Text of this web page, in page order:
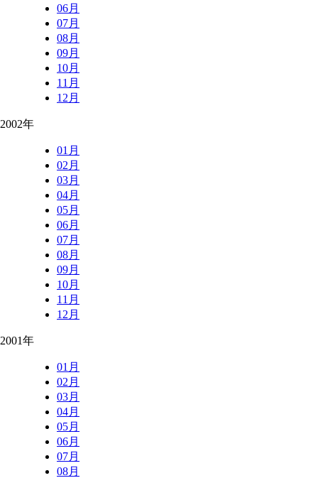
06月
07月
08月
09月
10月
11月
12月
2002年
01月
02月
03月
04月
05月
06月
07月
08月
09月
10月
11月
12月
2001年
01月
02月
03月
04月
05月
06月
07月
08月